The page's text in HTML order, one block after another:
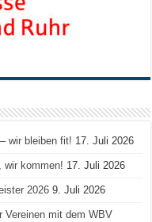
wir bleiben fit! 17. Juli 2026
wir kommen! 17. Juli 2026
2026 9. Juli 2026
Vereinen mit dem WBV